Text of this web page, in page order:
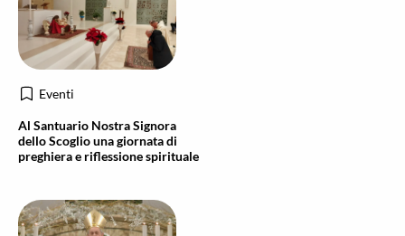
Eventi
Al Santuario Nostra Signora
dello Scoglio una giornata di
preghiera e riflessione spirituale